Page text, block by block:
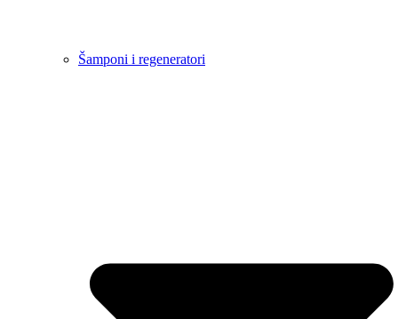
Šamponi i regeneratori